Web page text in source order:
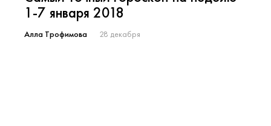
Звезды
Гороскопы
1-7 января 2018
Алла Трофимова 28 декабря